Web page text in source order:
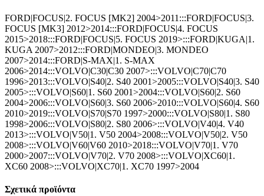
FORD|FOCUS|2. FOCUS [MK2] 2004>2011:::FORD|FOCUS|3.
FOCUS [MK3] 2012>2014:::FORD|FOCUS|4. FOCUS
2015>2018:::FORD|FOCUS|5. FOCUS 2019>:::FORD|KUGA|1.
KUGA 2007>2012:::FORD|MONDEO|3. MONDEO
2007>2014:::FORD|S-MAX|1. S-MAX
2006>2014:::VOLVO|C30|C30 2007>:::VOLVO|C70|C70
1996>2013:::VOLVO|S40|2. S40 2001>2005:::VOLVO|S40|3. S40
2005>:::VOLVO|S60|1. S60 2001>2004:::VOLVO|S60|2. S60
2004>2006:::VOLVO|S60|3. S60 2006>2010:::VOLVO|S60|4. S60
2010>2019:::VOLVO|S70|S70 1997>2000:::VOLVO|S80|1. S80
1998>2006:::VOLVO|S80|2. S80 2006>:::VOLVO|V40|4. V40
2013>:::VOLVO|V50|1. V50 2004>2008:::VOLVO|V50|2. V50
2008>:::VOLVO|V60|V60 2010>2018:::VOLVO|V70|1. V70
2000>2007:::VOLVO|V70|2. V70 2008>:::VOLVO|XC60|1.
XC60 2008>:::VOLVO|XC70|1. XC70 1997>2004
Σχετικά προϊόντα